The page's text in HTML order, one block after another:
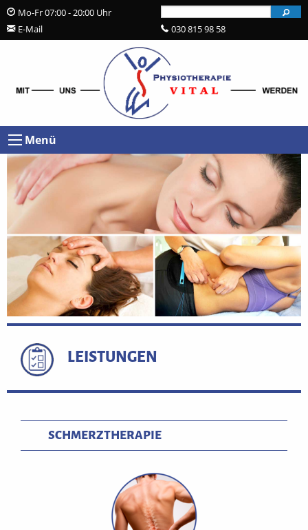
Mo-Fr 07:00 - 20:00 Uhr
030 815 98 58
praxis@physio-vital-berlin.de
Menü
LEISTUNGEN
SCHMERZTHERAPIE